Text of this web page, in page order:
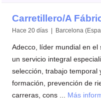
Carretillero/A
Hace 20 días | Barcelona
Adecco, líder mundial en
un servicio integral
selección, trabajo temporal
formación, prevención de
carreras, cons ... Más